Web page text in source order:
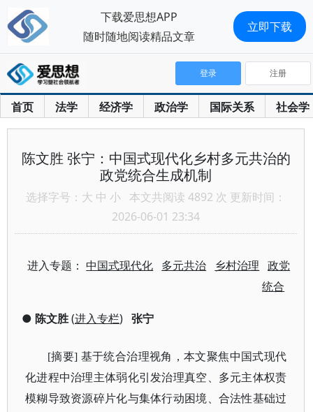
首页 法学 经济学 政治学 国际关系 社会学
登录 注册
陈文胜 张宁：中国式现代化乡村多元共治的
政党统合生成机制
选择字号： 大 中 小 本文共阅读 4892 次 更新时间：
2026-06-01 23:34
进入专题：中国式现代化 多元共治 乡村治理
政党
统合
● 陈文胜(进入专栏) 张宁
[摘要] 基于统合治理视角，本文聚焦中国式现代
化进程中治理主体弱化引发治理真空、多元主体权责
模糊导致资源碎片化与集体行动困境、合法性基础过
下载爱思想APP
随时随地阅读精品文章
立即下载